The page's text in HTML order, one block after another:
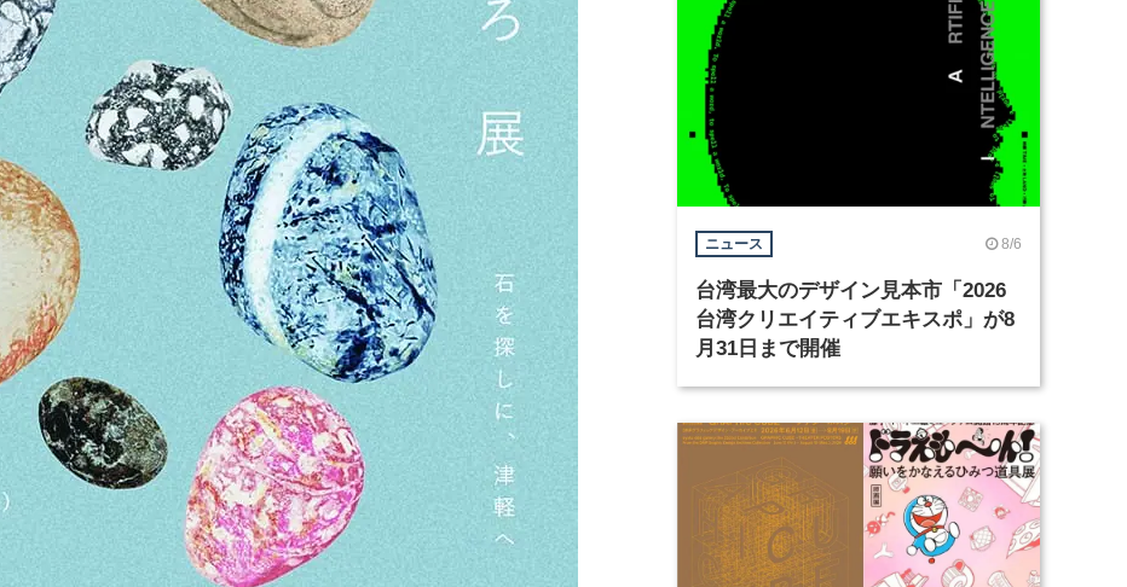
ニュース 8/6
台湾最大のデザイン見本市「2026
台湾クリエイティブエキスポ」が8
月31日まで開催